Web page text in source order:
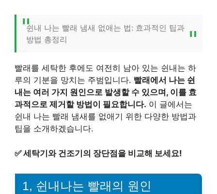
쉰내 나는 빨래 냄새 없애는 법: 효과적인 팁과
방법 총정리
빨래를 세탁한 후에도 여전히 남아 있는 쉰내는 하
루의 기분을 망치는 주범입니다. 빨래에서 나는 쉰
내는 여러 가지 원인으로 발생할 수 있으며, 이를 효
과적으로 제거할 방법이 필요합니다. 이 글에서는
쉰내 나는 빨래 냄새를 없애기 위한 다양한 방법과
팁을 소개하겠습니다.
✅세탁기와 건조기의 장단점을 비교해 보세요!
1, 쉰내나는 빨래의 원인